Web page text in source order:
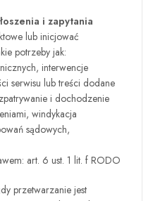
i zapytania
lub inicjować
potrzeby jak:
interwencje
serwisu lub treści dodane
i dochodzenie
windykacja
sądowych,
art. 6 ust. 1 lit. f RODO
przetwarzanie jest